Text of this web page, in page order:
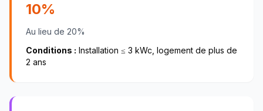
10%
Au lieu de 20%
Conditions : Installation ≤ 3 kWc, logement de plus de
2 ans